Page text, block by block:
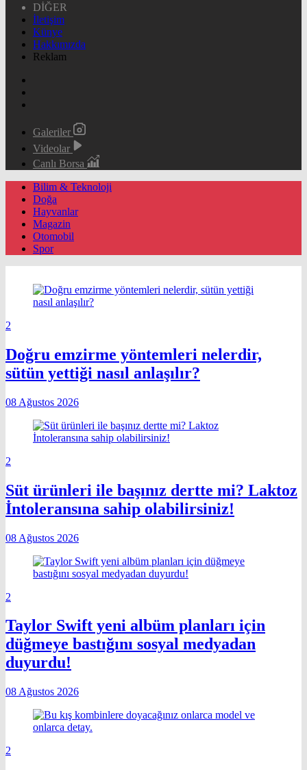
DİĞER
İletişim
Künye
Hakkımızda
Reklam
Galeriler
Videolar
Canlı Borsa
Bilim & Teknoloji
Doğa
Hayvanlar
Magazin
Otomobil
Spor
2
Doğru emzirme yöntemleri nelerdir,
sütün yettiği nasıl anlaşılır?
08 Ağustos 2026
2
Süt ürünleri ile başınız dertte mi? Laktoz
İntoleransına sahip olabilirsiniz!
08 Ağustos 2026
2
Taylor Swift yeni albüm planları için
düğmeye bastığını sosyal medyadan
duyurdu!
08 Ağustos 2026
2